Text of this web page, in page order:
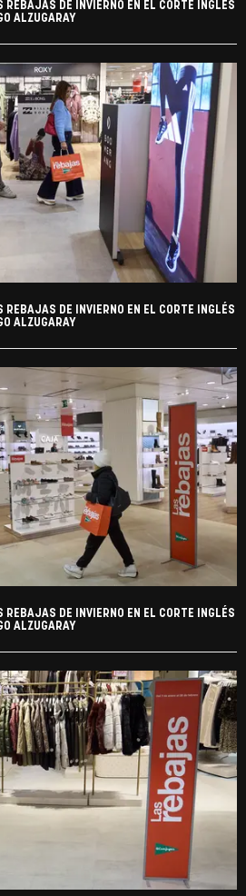
REBAJAS DE INVIERNO EN EL CORTE INGLÉS
ALZUGARAY
REBAJAS DE INVIERNO EN EL CORTE INGLÉS
ALZUGARAY
REBAJAS DE INVIERNO EN EL CORTE INGLÉS
ALZUGARAY